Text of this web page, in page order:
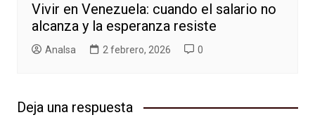
Vivir en Venezuela: cuando el salario no
alcanza y la esperanza resiste
AnaIsa 2 febrero, 2026 0
Deja una respuesta